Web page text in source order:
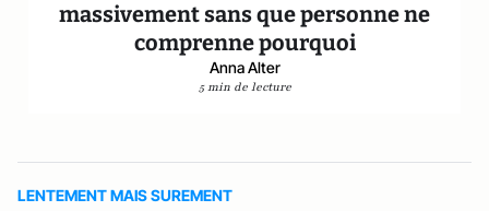
massivement sans que personne ne
comprenne pourquoi
Anna Alter
5 min de lecture
LENTEMENT MAIS SUREMENT